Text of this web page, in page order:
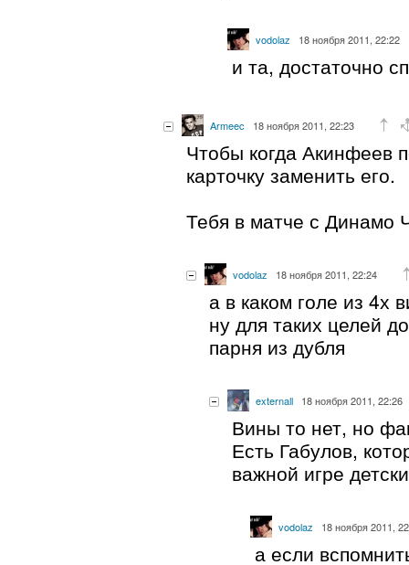
vodolaz 18 ноября 2011, 22:22
и та, достаточно
Armeec 18 ноября 2011, 22:23
Чтобы когда Акинфеев
карточку заменить его.
Тебя в матче с Динамо
vodolaz 18 ноября 2011, 22:24
а в каком голе из 4х
ну для таких целей
парня из дубля
externall 18 ноября 2011, 22:26
Вины то нет, но
Есть Габулов,
важной игре
vodolaz 18 ноября 2011,
а если